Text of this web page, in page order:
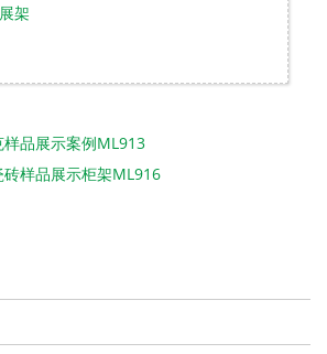
架
品展示案例ML913
砖样品展示柜架ML916